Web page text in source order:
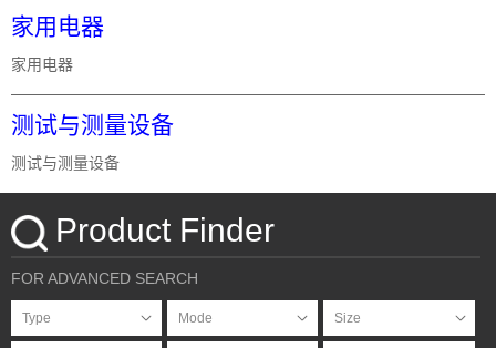
家用电器
家用电器
测试与测量设备
测试与测量设备
Product Finder
FOR ADVANCED SEARCH